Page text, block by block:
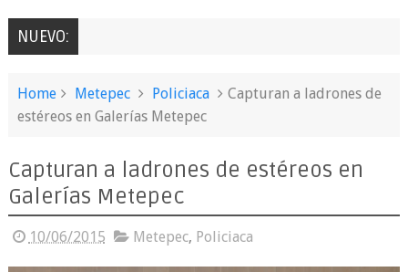
NUEVO:
Home Metepec Policiaca
Capturan a ladrones de
estéreos en Galerías Metepec
Capturan a ladrones de estéreos en
Galerías Metepec
10/06/2015 Metepec, Policiaca